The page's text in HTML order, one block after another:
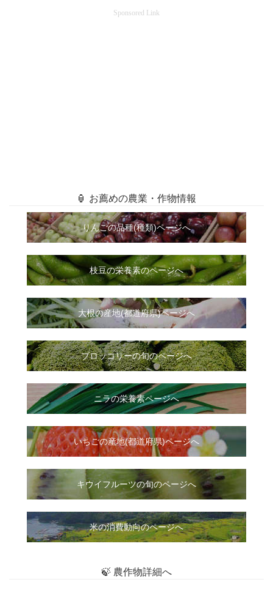
Sponsored Link
🏮 お薦めの農業・作物情報
りんごの品種(種類)ページへ
枝豆の栄養素のページへ
大根の産地(都道府県)ページへ
ブロッコリーの旬のページへ
ニラの栄養素ページへ
いちごの産地(都道府県)ページへ
キウイフルーツの旬のページへ
米の消費動向のページへ
🍃 農作物詳細へ